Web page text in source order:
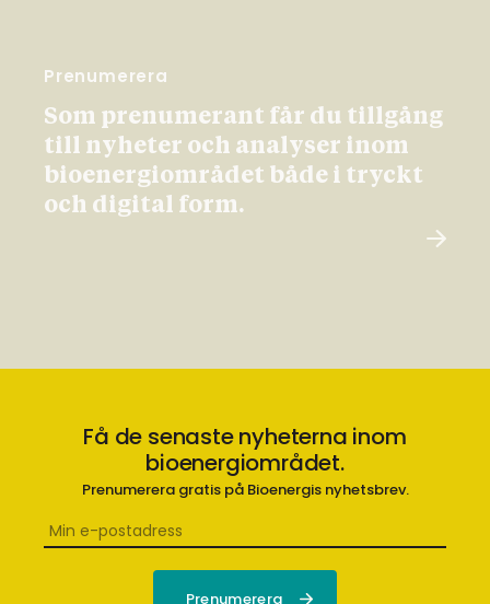
Prenumerera
Som prenumerant får du tillgång
till nyheter och analyser inom
bioenergiområdet både i tryckt
och digital form.
Få de senaste nyheterna inom
bioenergiområdet.
Prenumerera gratis på Bioenergis nyhetsbrev.